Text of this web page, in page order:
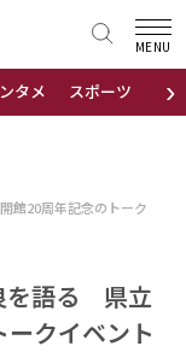
›
タメ スポーツ 地域
MENU
館20周年記念のトーク
を語る 県立
クイベント